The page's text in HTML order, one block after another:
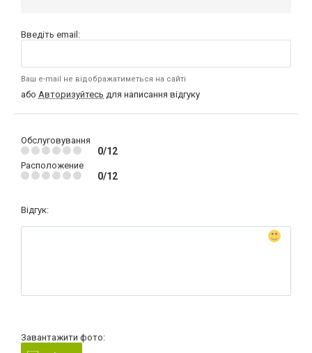
Введіть email:
Ваш e-mail не відображатиметься на сайті
або Авторизуйтесь для написання відгуку
Обслуговування
0/12
Расположение
0/12
Відгук:
Завантажити фото: